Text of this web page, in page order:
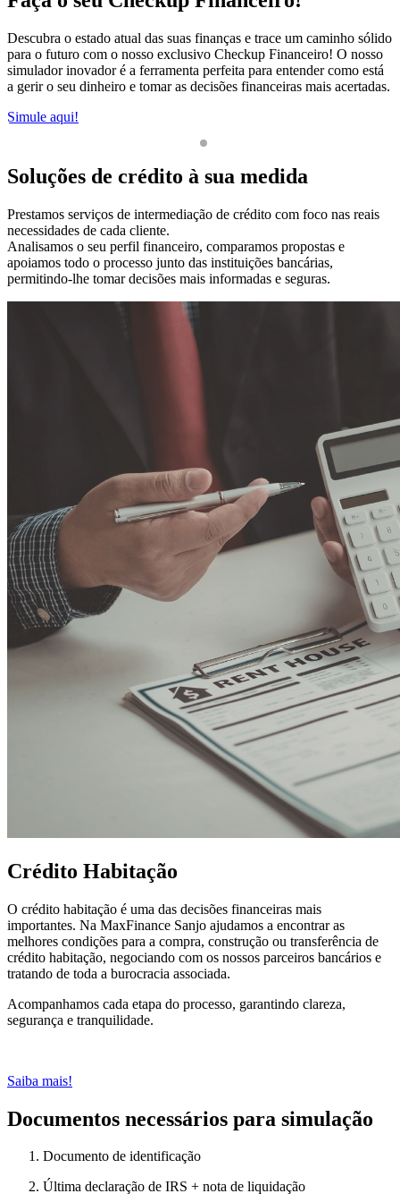
Descubra o estado atual das suas finanças e trace um caminho sólido
para o futuro com o nosso exclusivo Checkup Financeiro! O nosso
simulador inovador é a ferramenta perfeita para entender como está
a gerir o seu dinheiro e tomar as decisões financeiras mais acertadas.
Simule aqui!
12
Soluções de crédito à sua medida
Prestamos serviços de intermediação de crédito com foco nas reais
necessidades de cada cliente.
Analisamos o seu perfil financeiro, comparamos propostas e
apoiamos todo o processo junto das instituições bancárias,
permitindo-lhe tomar decisões mais informadas e seguras.
Crédito Habitação
O crédito habitação é uma das decisões financeiras mais
importantes. Na MaxFinance Sanjo ajudamos a encontrar as
melhores condições para a compra, construção ou transferência de
crédito habitação, negociando com os nossos parceiros bancários e
tratando de toda a burocracia associada.
Acompanhamos cada etapa do processo, garantindo clareza,
segurança e tranquilidade.
Saiba mais!
Documentos necessários para simulação
Documento de identificação
Última declaração de IRS + nota de liquidação